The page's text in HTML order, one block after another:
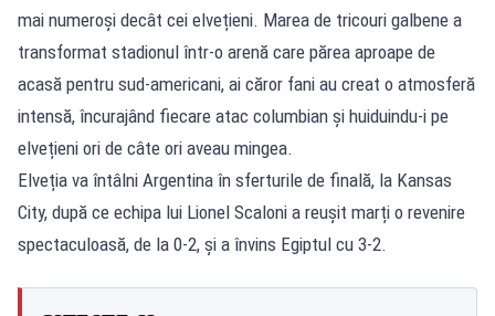
mai numeroși decât cei elvețieni. Marea de tricouri galbene a
transformat stadionul într-o arenă care părea aproape de
acasă pentru sud-americani, ai căror fani au creat o atmosferă
intensă, încurajând fiecare atac columbian și huiduindu-i pe
elvețieni ori de câte ori aveau mingea.
Elveția va întâlni Argentina în sferturile de finală, la Kansas
City, după ce echipa lui Lionel Scaloni a reușit marți o revenire
spectaculoasă, de la 0-2, și a învins Egiptul cu 3-2.